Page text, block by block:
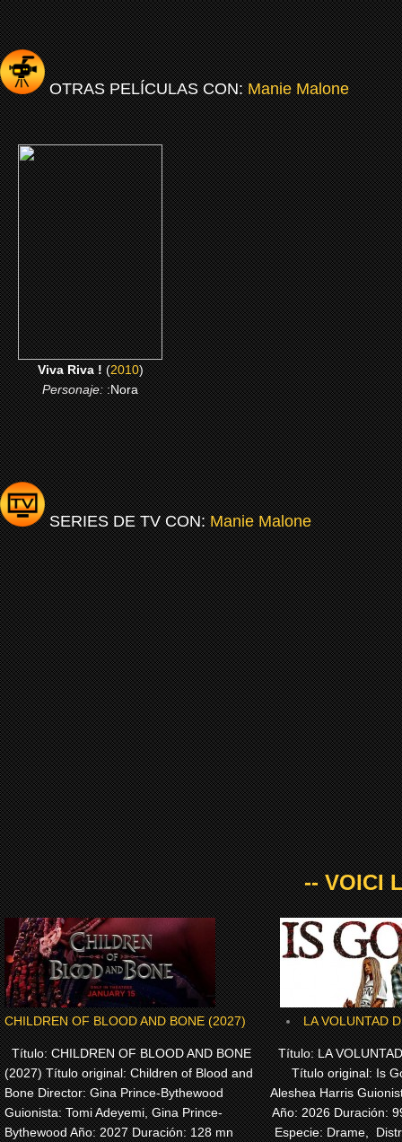
OTRAS PELÍCULAS CON:Manie Malone
(2010)
Viva Riva !
CLICK ME
Viva Riva !(2010)
Personaje::Nora
SERIES DE TV CON:Manie Malone
-- VOICI
CHILDREN OF BLOOD AND BONE (2027)
Título: CHILDREN OF BLOOD AND BONE
(2027) Título original: Children of Blood and
Bone Director: Gina Prince-Bythewood
Guionista: Tomi Adeyemi, Gina Prince-
Bythewood Año: 2027 Duración: 128 mn
LA VOLUNTAD
Título: LA
Título original: Is
Aleshea Harris
Año: 2026 Duración:
Especie: Drame,